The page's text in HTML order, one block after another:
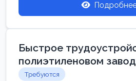
Быстрое
полиэтиленовом
Требуются